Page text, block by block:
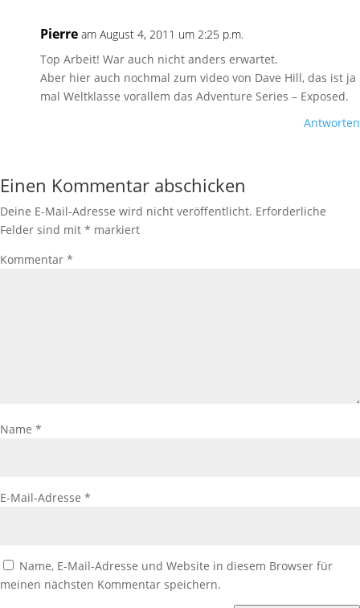
Pierre am August 4, 2011 um 2:25 p.m.
Top Arbeit! War auch nicht anders erwartet.
Aber hier auch nochmal zum video von Dave Hill, das ist ja
mal Weltklasse vorallem das Adventure Series – Exposed.
Antworten
Einen Kommentar abschicken
Deine E-Mail-Adresse wird nicht veröffentlicht. Erforderliche
Felder sind mit * markiert
Kommentar *
Name *
E-Mail-Adresse *
Name, E-Mail-Adresse und Website in diesem Browser für
meinen nächsten Kommentar speichern.